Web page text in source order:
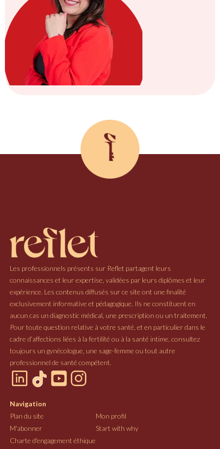
Les professionnels présents sur Reflet partagent leurs
connaissances et leur expertise, validées par leurs diplômes et leur
expérience. Les contenus diffusés sur ce site ont une finalité
exclusivement informative et pédagogique. Ils ne constituent en
aucun cas un diagnostic médical, une prescription ou un traitement.
Pour toute question relative à votre santé, et en particulier dans le
cadre d’affections liées à la fertilité ou à la santé intime, consultez
toujours un gynécologue, une sage-femme ou tout autre
professionnel de santé compétent.
Navigation
Plan du site
Mon profil
M'abonner
Start with why
Charte d'engagement éthique